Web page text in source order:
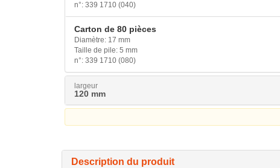
n°: 339 1710 (040)
Carton de 80 pièces
Diamètre: 17 mm
Taille de pile: 5 mm
n°: 339 1710 (080)
largeur
120 mm
Description du produit